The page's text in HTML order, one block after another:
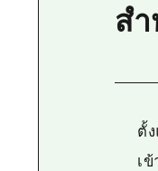
ส
ตั้
เ